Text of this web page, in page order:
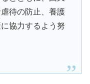
待の防止、養護
協力するよう努